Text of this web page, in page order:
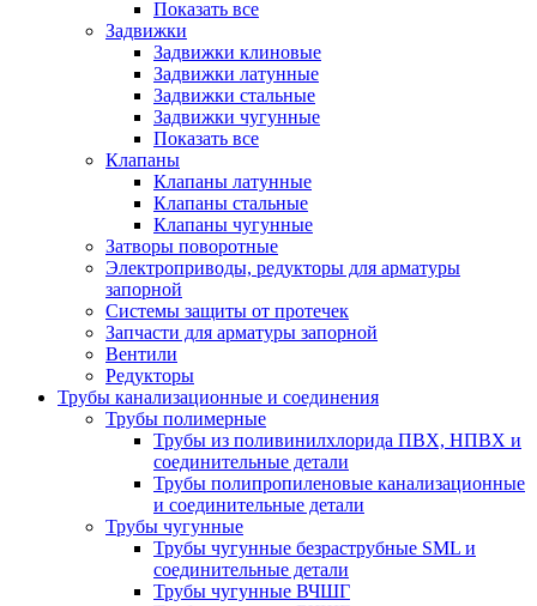
Показать все
Задвижки
Задвижки клиновые
Задвижки латунные
Задвижки стальные
Задвижки чугунные
Показать все
Клапаны
Клапаны латунные
Клапаны стальные
Клапаны чугунные
Затворы поворотные
Электроприводы, редукторы для арматуры
запорной
Системы защиты от протечек
Запчасти для арматуры запорной
Вентили
Редукторы
Трубы канализационные и соединения
Трубы полимерные
Трубы из поливинилхлорида ПВХ, НПВХ и
соединительные детали
Трубы полипропиленовые канализационные
и соединительные детали
Трубы чугунные
Трубы чугунные безраструбные SML и
соединительные детали
Трубы чугунные ВЧШГ